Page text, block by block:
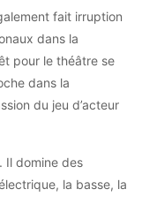
fait irruption
dans la
pour le théâtre se
dans la
du jeu d’acteur
Il domine des
la basse, la